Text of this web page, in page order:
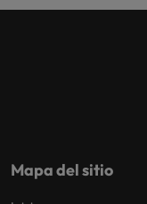
Mapa del sitio